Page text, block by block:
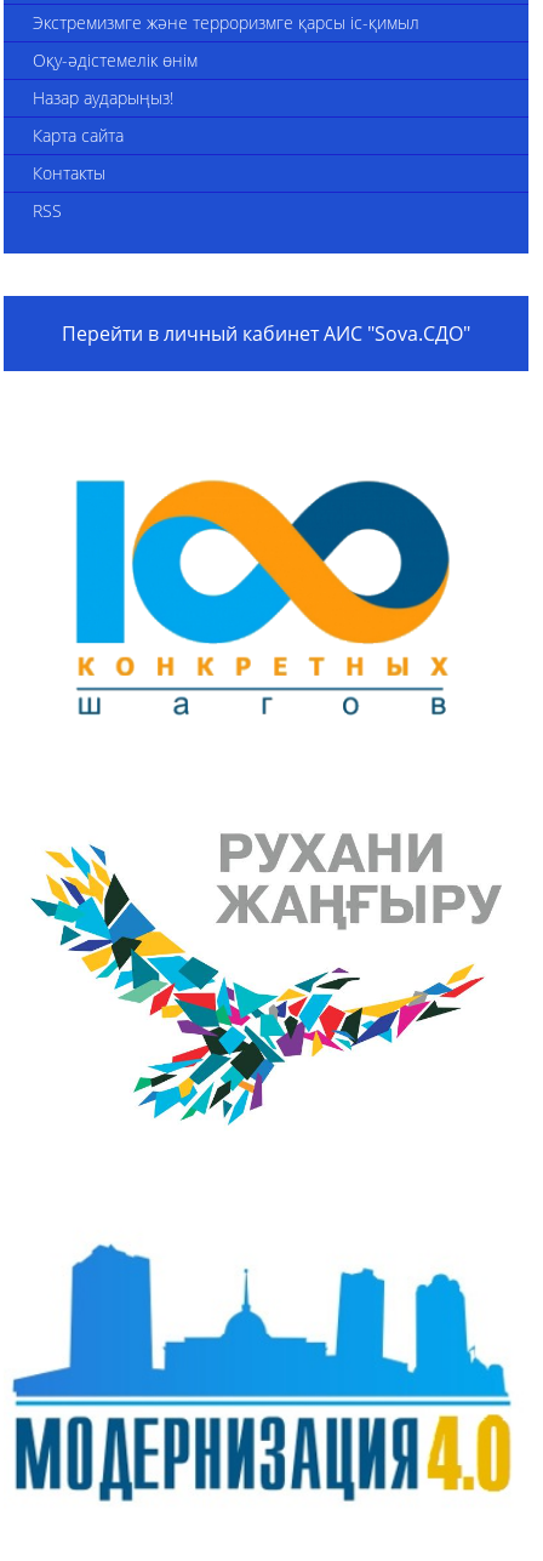
Экстремизмге және терроризмге қарсы іс-қимыл
Оқу-әдістемелік өнім
Назар аударыңыз!
Карта сайта
Контакты
RSS
Перейти в личный кабинет АИС "Sova.СДО"